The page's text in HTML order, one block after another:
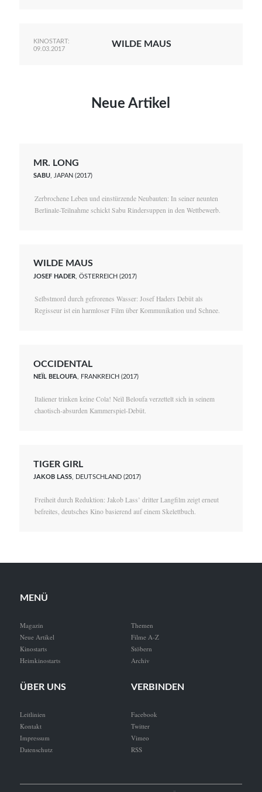
KINOSTART:
09.03.2017
WILDE MAUS
Neue Artikel
MR. LONG
SABU, JAPAN (2017)
Zerbrochene Leben und einstürzende Neubauten: In seiner neunten
Berlinale-Teilnahme schickt Sabu Rindersuppen in den Wettbewerb.
WILDE MAUS
JOSEF HADER , ÖSTERREICH (2017)
Selbstmord durch gefrorenes Wasser: Josef Haders Debüt als
Regisseur ist ein harmloser Film über Kommunikation und Schnee.
OCCIDENTAL
NEÏL BELOUFA , FRANKREICH (2017)
Italiener trinken keine Cola! Neïl Beloufa verzettelt sich in seinem
chaotisch-absurden Kammerspiel-Debüt.
TIGER GIRL
JAKOB LASS, DEUTSCHLAND (2017)
Freiheit durch Reduktion: Jakob Lass’ dritter Langfilm zeigt erneut
befreites, deutsches Kino basierend auf einem Skelettbuch.
MENÜ
Magazin
Neue Artikel
Kinostarts
Heimkinostarts
Themen
Filme A-Z
Stöbern
Archiv
ÜBER UNS
Leitlinien
Kontakt
Impressum
Datenschutz
VERBINDEN
Facebook
Twitter
Vimeo
RSS